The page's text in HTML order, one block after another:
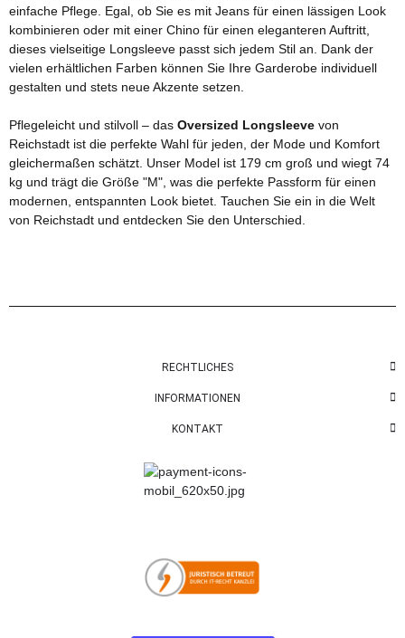
einfache Pflege. Egal, ob Sie es mit Jeans für einen lässigen Look
kombinieren oder mit einer Chino für einen eleganteren Auftritt,
dieses vielseitige Longsleeve passt sich jedem Stil an. Dank der
vielen erhältlichen Farben können Sie Ihre Garderobe individuell
gestalten und stets neue Akzente setzen.
Pflegeleicht und stilvoll – das Oversized Longsleeve von
Reichstadt ist die perfekte Wahl für jeden, der Mode und Komfort
gleichermaßen schätzt. Unser Model ist 179 cm groß und wiegt 74
kg und trägt die Größe "M", was die perfekte Passform für einen
modernen, entspannten Look bietet. Tauchen Sie ein in die Welt
von Reichstadt und entdecken Sie den Unterschied.
RECHTLICHES
INFORMATIONEN
KONTAKT